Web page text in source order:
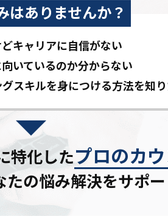
はありませんか？
キャリアに自信がない
向いているのか分からない
スキルを身につける方法を知
特化したプロのカ
たの悩み解決をサポー